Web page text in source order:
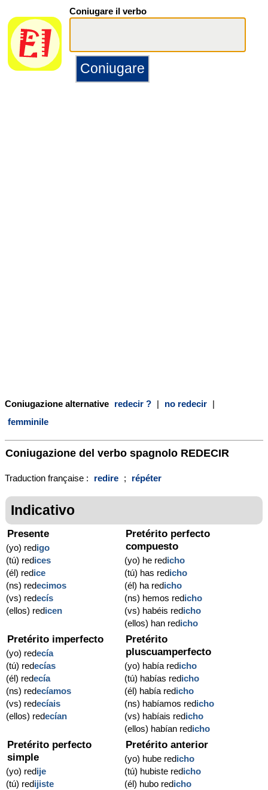
Coniugare il verbo
Coniugazione alternative redecir ? | no redecir |
femminile
Coniugazione del verbo spagnolo REDECIR
Traduction française : redire ; répéter
Indicativo
Presente
(yo) redigo
(tú) redices
(él) redice
(ns) redecimos
(vs) redecís
(ellos) redicen
Pretérito perfecto
compuesto
(yo) he redicho
(tú) has redicho
(él) ha redicho
(ns) hemos redicho
(vs) habéis redicho
(ellos) han redicho
Pretérito imperfecto
(yo) redecía
(tú) redecías
(él) redecía
(ns) redecíamos
(vs) redecíais
(ellos) redecían
Pretérito
pluscuamperfecto
(yo) había redicho
(tú) habías redicho
(él) había redicho
(ns) habíamos redicho
(vs) habíais redicho
(ellos) habían redicho
Pretérito perfecto
simple
(yo) redije
(tú) redijiste
Pretérito anterior
(yo) hube redicho
(tú) hubiste redicho
(él) hubo redicho